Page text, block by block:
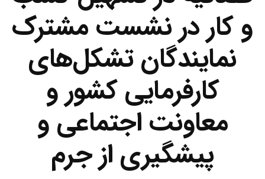
و کار در نشست مشترک
نمایندگان تشکل‌های
کارفرمایی کشور و
معاونت اجتماعی و
پیشگیری از جرم